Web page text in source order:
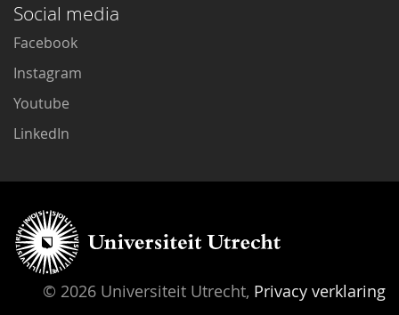
Social media
Facebook
Instagram
Youtube
LinkedIn
© 2026 Universiteit Utrecht, Privacy verklaring